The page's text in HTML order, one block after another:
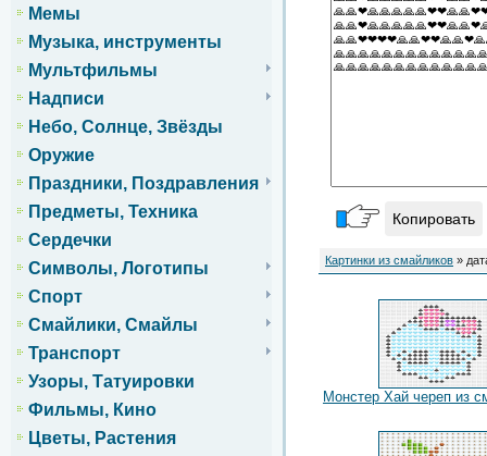
Мемы
Музыка, инструменты
Мультфильмы
Надписи
Небо, Солнце, Звёзды
Оружие
Праздники, Поздравления
Предметы, Техника
Сердечки
Символы, Логотипы
Спорт
Смайлики, Смайлы
Транспорт
Узоры, Татуировки
Фильмы, Кино
Цветы, Растения
Копировать
Картинки из смайликов »
Монстер Хай череп из